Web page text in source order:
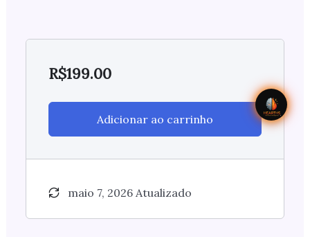
R$199.00
Adicionar ao carrinho
maio 7, 2026 Atualizado